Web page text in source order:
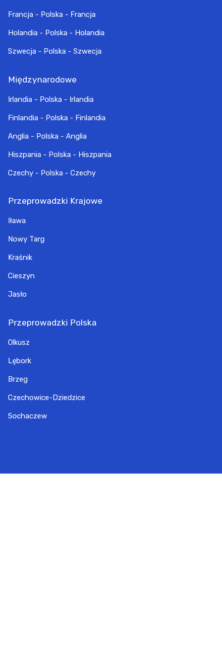
Francja - Polska - Francja
Holandia - Polska - Holandia
Szwecja - Polska - Szwecja
Międzynarodowe
Irlandia - Polska - Irlandia
Finlandia - Polska - Finlandia
Anglia - Polska - Anglia
Hiszpania - Polska - Hiszpania
Czechy - Polska - Czechy
Przeprowadzki Krajowe
Iława
Nowy Targ
Kraśnik
Cieszyn
Jasło
Przeprowadzki Polska
Olkusz
Lębork
Brzeg
Czechowice-Dziedzice
Sochaczew